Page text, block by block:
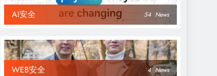
AI安全 54 News
WEB安全 4 News